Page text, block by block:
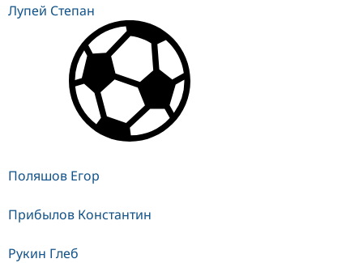
Лупей Степан
Поляшов Егор
Прибылов Константин
Рукин Глеб